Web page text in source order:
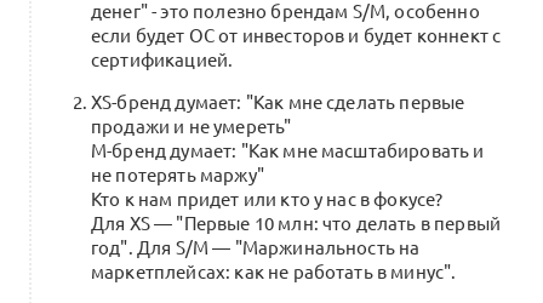
денег" - это полезно брендам S/M, особенно
если будет ОС от инвесторов и будет коннект с
сертификацией.
XS-бренд думает: "Как мне сделать первые
продажи и не умереть"
M-бренд думает: "Как мне масштабировать и
не потерять маржу"
Кто к нам придет или кто у нас в фокусе?
Для XS — "Первые 10 млн: что делать в первый
год". Для S/M — "Маржинальность на
маркетплейсах: как не работать в минус".